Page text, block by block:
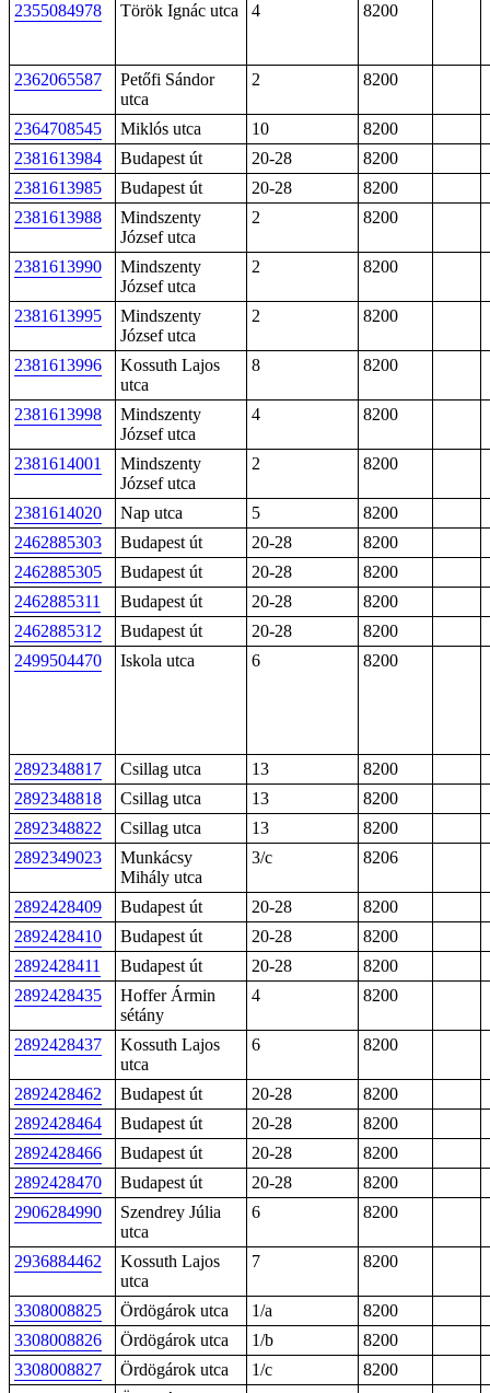
2355084978
Török Ignác utca 4 8200
2362065587
Petőfi Sándor
utca
2 8200
2364708545 Miklós utca 10
8200
2381613984
Budapest út 20-28
8200
2381613985
Budapest út 20-28
8200
2381613988
Mindszenty
József utca
2 8200
2381613990
Mindszenty
József utca
2 8200
2381613995
Mindszenty
József utca
2 8200
2381613996
Kossuth Lajos
utca
8 8200
2381613998
Mindszenty
József utca
4 8200
2381614001
Mindszenty
József utca
2 8200
2381614020 Nap utca 5
8200
2462885303
Budapest út 20-28
8200
2462885305
Budapest út 20-28
8200
2462885311
Budapest út 20-28
8200
2462885312
Budapest út 20-28
8200
2499504470
Iskola utca 6 8200
2892348817 Csillag utca 13
8200
2892348818
Csillag utca 13
8200
2892348822
Csillag utca 13
8200
2892349023
Munkácsy
Mihály utca
3/c 8206
2892428409 Budapest út 20-28
8200
2892428410
Budapest út 20-28
8200
2892428411
Budapest út 20-28
8200
2892428435
Hoffer Ármin
sétány
4 8200
2892428437
Kossuth Lajos
utca
6 8200
2892428462 Budapest út 20-28
8200
2892428464
Budapest út 20-28
8200
2892428466
Budapest út 20-28
8200
2892428470
Budapest út 20-28
8200
2906284990
Szendrey Júlia
utca
6 8200
2936884462
Kossuth Lajos
utca
7 8200
3308008825 Ördögárok utca 1/a
8200
3308008826
Ördögárok utca 1/b
8200
3308008827
Ördögárok utca 1/c
8200